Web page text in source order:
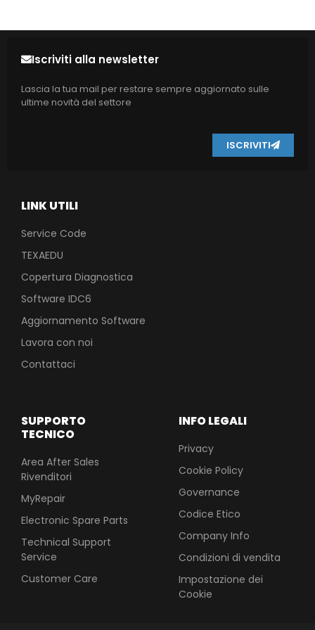
INFO LEGALI
Privacy
Cookie Policy
Governance
Codice Etico
Company Info
Condizioni di vendita
Impostazione dei
Cookie
SUPPORTO
TECNICO
Area After Sales
Rivenditori
MyRepair
Electronic Spare Parts
Technical Support
Service
Customer Care
LINK UTILI
Service Code
TEXAEDU
Copertura Diagnostica
Software IDC6
Aggiornamento Software
Lavora con noi
Contattaci
Iscriviti alla newsletter
Lascia la tua mail per restare sempre aggiornato sulle
ultime novità del settore
ISCRIVITI